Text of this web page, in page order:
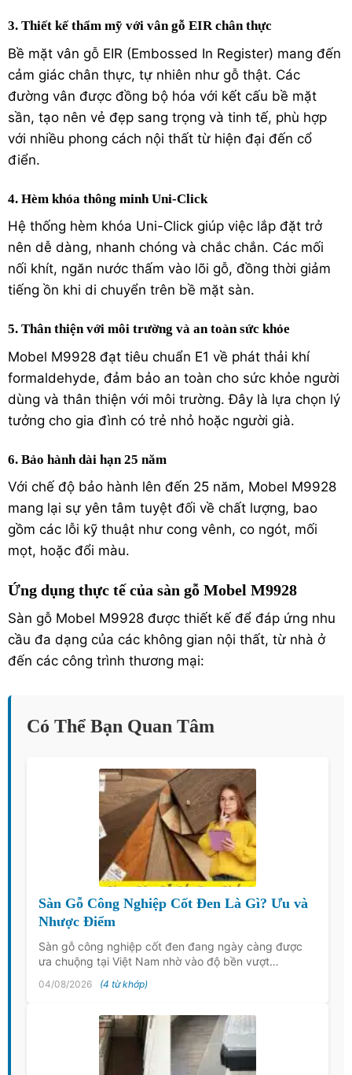
3. Thiết kế thẩm mỹ với vân gỗ EIR chân thực
Bề mặt vân gỗ EIR (Embossed In Register) mang đến
cảm giác chân thực, tự nhiên như gỗ thật. Các
đường vân được đồng bộ hóa với kết cấu bề mặt
sần, tạo nên vẻ đẹp sang trọng và tinh tế, phù hợp
với nhiều phong cách nội thất từ hiện đại đến cổ
điển.
4. Hèm khóa thông minh Uni-Click
Hệ thống hèm khóa Uni-Click giúp việc lắp đặt trở
nên dễ dàng, nhanh chóng và chắc chắn. Các mối
nối khít, ngăn nước thấm vào lõi gỗ, đồng thời giảm
tiếng ồn khi di chuyển trên bề mặt sàn.
5. Thân thiện với môi trường và an toàn sức khỏe
Mobel M9928 đạt tiêu chuẩn E1 về phát thải khí
formaldehyde, đảm bảo an toàn cho sức khỏe người
dùng và thân thiện với môi trường. Đây là lựa chọn lý
tưởng cho gia đình có trẻ nhỏ hoặc người già.
6. Bảo hành dài hạn 25 năm
Với chế độ bảo hành lên đến 25 năm, Mobel M9928
mang lại sự yên tâm tuyệt đối về chất lượng, bao
gồm các lỗi kỹ thuật như cong vênh, co ngót, mối
mọt, hoặc đổi màu.
Ứng dụng thực tế của sàn gỗ Mobel M9928
Sàn gỗ Mobel M9928 được thiết kế để đáp ứng nhu
cầu đa dạng của các không gian nội thất, từ nhà ở
đến các công trình thương mại:
Có Thể Bạn Quan Tâm
Sàn Gỗ Công Nghiệp Cốt Đen Là Gì? Ưu và
Nhược Điểm
Sàn gỗ công nghiệp cốt đen đang ngày càng được
ưa chuộng tại Việt Nam nhờ vào độ bền vượt…
04/08/2026 (4 từ khớp)